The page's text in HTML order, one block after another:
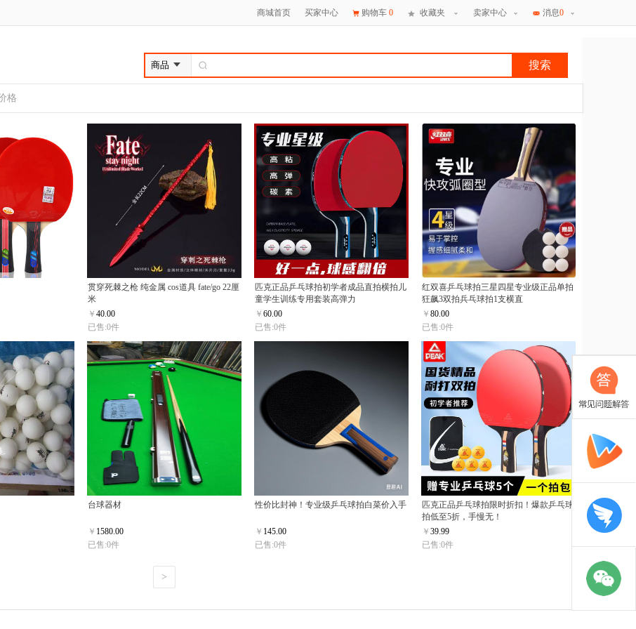
商城首页 买家中心 购物车 0 收藏夹 卖家中心 消息0
×
搜索
格
贯穿死棘之枪 纯金属 cos道具 fate/go 22厘
米
￥ 40.00
已售:0件
匹克正品乒乓球拍初学者成品直拍横拍儿
童学生训练专用套装高弹力
￥ 60.00
已售:0件
红双喜乒乓球拍三星四星专业级正品单拍
狂飙3双拍兵乓球拍1支横直
￥ 80.00
已售:0件
台球器材
￥ 1580.00
已售:0件
性价比封神！专业级乒乓球拍白菜价入手
￥ 145.00
已售:0件
匹克正品乒乓球拍限时折扣！爆款乒乓球
拍低至5折，手慢无！
￥ 39.99
已售:0件
>